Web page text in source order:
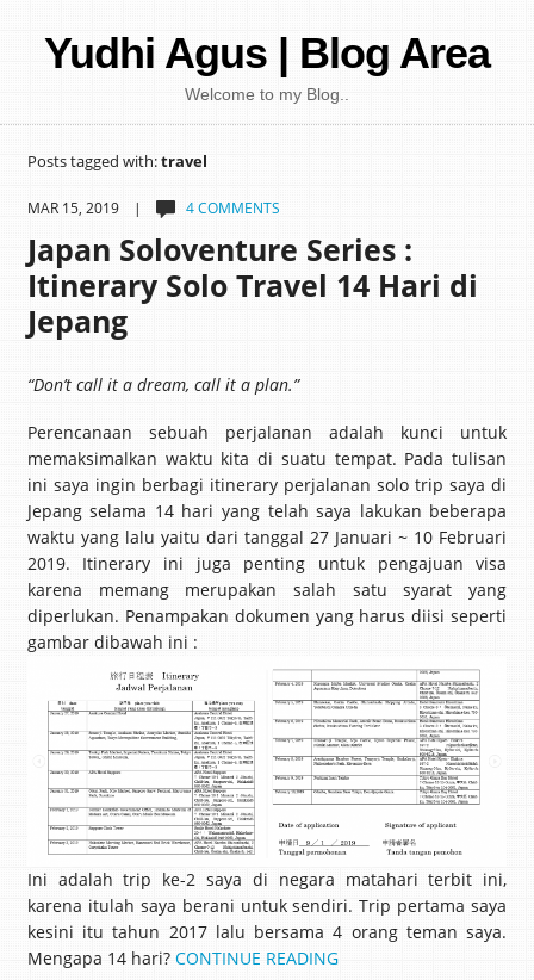
Yudhi Agus | Blog Area
Welcome to my Blog..
Posts tagged with:travel
MAR 15, 2019 | 4 COMMENTS
Japan Soloventure Series :
Itinerary Solo Travel 14 Hari di
Jepang ​
“Don’t call it a dream, call it a plan.”
Perencanaan sebuah perjalanan adalah kunci untuk
memaksimalkan waktu kita di suatu tempat. Pada tulisan
ini saya ingin berbagi itinerary perjalanan solo trip saya di
Jepang selama 14 hari yang telah saya lakukan beberapa
waktu yang lalu yaitu dari tanggal 27 Januari ~ 10 Februari
2019. Itinerary ini juga penting untuk pengajuan visa
karena memang merupakan salah satu syarat yang
diperlukan. Penampakan dokumen yang harus diisi seperti
gambar dibawah ini :
Ini adalah trip ke-2 saya di negara matahari terbit ini,
karena itulah saya berani untuk sendiri. Trip pertama saya
kesini itu tahun 2017 lalu bersama 4 orang teman saya.
Mengapa 14 hari? CONTINUE READING